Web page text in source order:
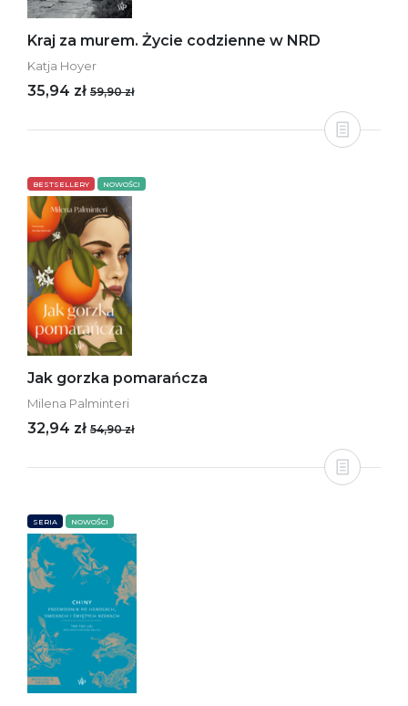
Kraj za murem. Życie codzienne w NRD
Katja Hoyer
35,94 zł 59,90 zł
BESTSELLERY NOWOŚCI
Jak gorzka pomarańcza
Milena Palminteri
32,94 zł 54,90 zł
SERIA NOWOŚCI